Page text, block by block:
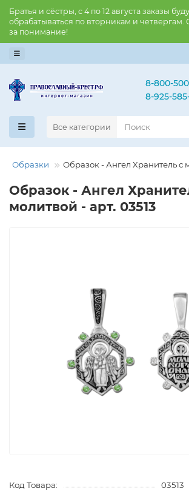
Братья и сёстры, с 4 по 12 августа заказы
обрабатываться по вторникам и четвергам.
за понимание!
8-800-
8-925-
Все категории
Образки Образок - Ангел Хранитель с
Образок - Ангел
молитвой - арт. 03513
Код Товара:
03513